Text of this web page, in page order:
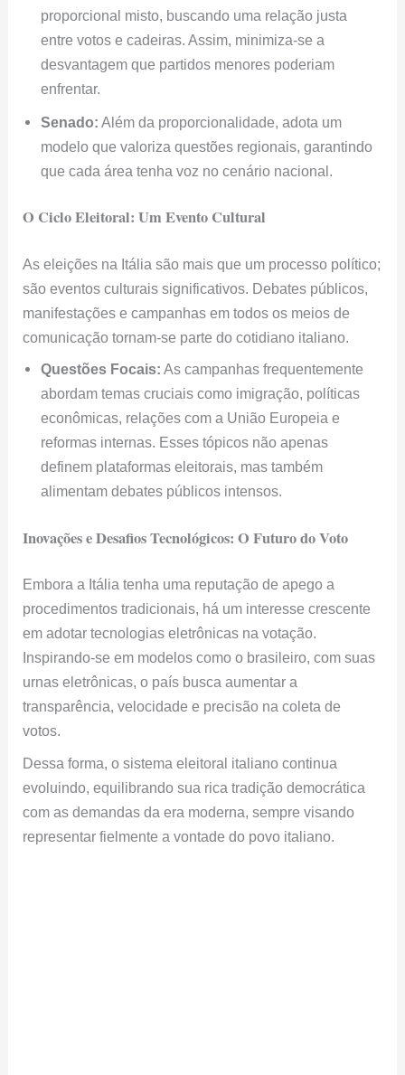
proporcional misto, buscando uma relação justa
entre votos e cadeiras. Assim, minimiza-se a
desvantagem que partidos menores poderiam
enfrentar.
Senado: Além da proporcionalidade, adota um
modelo que valoriza questões regionais, garantindo
que cada área tenha voz no cenário nacional.
O Ciclo Eleitoral: Um Evento Cultural
As eleições na Itália são mais que um processo político;
são eventos culturais significativos. Debates públicos,
manifestações e campanhas em todos os meios de
comunicação tornam-se parte do cotidiano italiano.
Questões Focais: As campanhas frequentemente
abordam temas cruciais como imigração, políticas
econômicas, relações com a União Europeia e
reformas internas. Esses tópicos não apenas
definem plataformas eleitorais, mas também
alimentam debates públicos intensos.
Inovações e Desafios Tecnológicos: O Futuro do Voto
Embora a Itália tenha uma reputação de apego a
procedimentos tradicionais, há um interesse crescente
em adotar tecnologias eletrônicas na votação.
Inspirando-se em modelos como o brasileiro, com suas
urnas eletrônicas, o país busca aumentar a
transparência, velocidade e precisão na coleta de
votos.
Dessa forma, o sistema eleitoral italiano continua
evoluindo, equilibrando sua rica tradição democrática
com as demandas da era moderna, sempre visando
representar fielmente a vontade do povo italiano.